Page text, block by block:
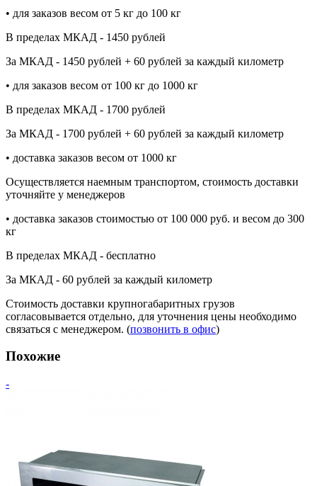
• для заказов весом от 5 кг до 100 кг
В пределах МКАД - 1450 рублей
За МКАД - 1450 рублей + 60 рублей за каждый километр
• для заказов весом от 100 кг до 1000 кг
В пределах МКАД - 1700 рублей
За МКАД - 1700 рублей + 60 рублей за каждый километр
• доставка заказов весом от 1000 кг
Осуществляется наемным транспортом, стоимость доставки
уточняйте у менеджеров
• доставка заказов стоимостью от 100 000 руб. и весом до 300
кг
В пределах МКАД - бесплатно
За МКАД - 60 рублей за каждый километр
Стоимость доставки крупногабаритных грузов
согласовывается отдельно, для уточнения цены необходимо
связаться с менеджером. (позвонить в офис)
Похожие
-